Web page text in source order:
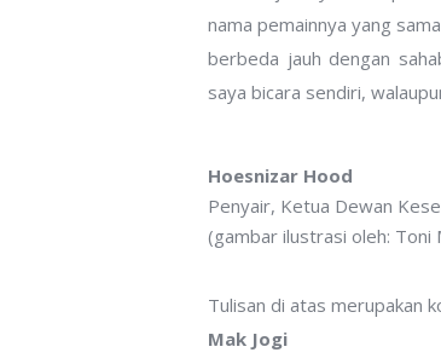
nama pemainnya yang
berbeda jauh dengan
saya bicara sendiri,
Hoesnizar Hood
Penyair, Ketua Dewan
(gambar ilustrasi oleh: Toni
Tulisan di atas merupakan
Mak Jogi